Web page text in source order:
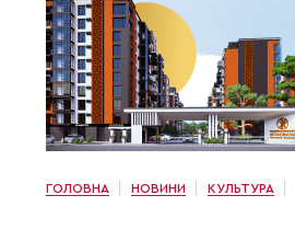
ГОЛОВНА НОВИНИ КУЛЬТУРА